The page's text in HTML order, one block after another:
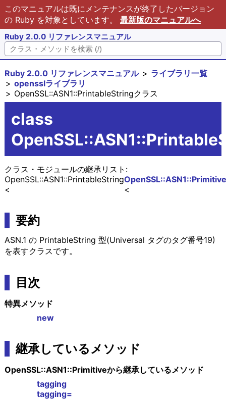
このマニュアルは既にメンテナンスが終了したバージョン
の Ruby を対象としています。 最新版のマニュアルへ
Ruby 2.0.0 リファレンスマニュアル
Ruby 2.0.0 リファレンスマニュアル
ライブラリ一覧
opensslライブラリ
OpenSSL::ASN1::PrintableStringクラス
class
クラス・モジュールの継承リスト:
OpenSSL::ASN1::Primitive
OpenSSL::ASN1::PrintableString
要約
ASN.1 の PrintableString 型(Universal タグのタグ番号19)
を表すクラスです。
目次
特異メソッド
new
継承しているメソッド
OpenSSL::ASN1::Primitiveから継承しているメソッド
tagging
tagging=